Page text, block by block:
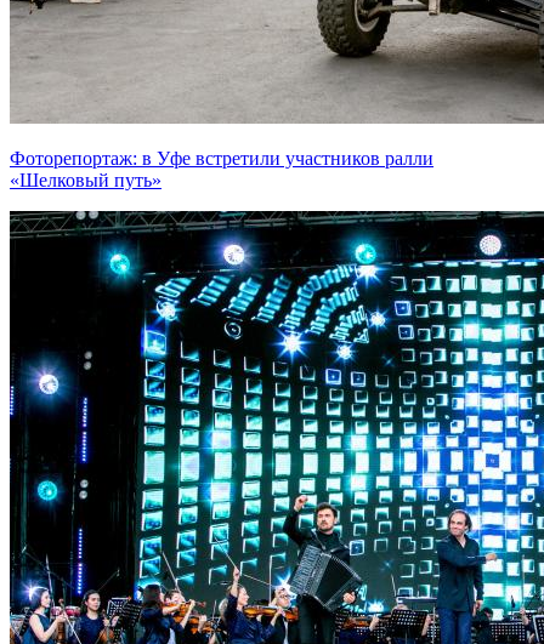
Фоторепортаж: в Уфе встретили участников ралли
«Шелковый путь»